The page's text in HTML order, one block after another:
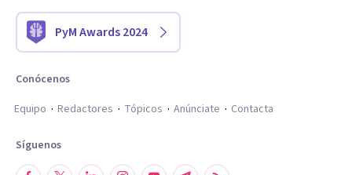
PyM Awards 2024
Conócenos
Equipo
Redactores Tópicos Anúnciate Contacta
Síguenos